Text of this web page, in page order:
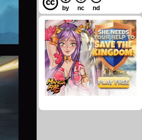
by nc nd